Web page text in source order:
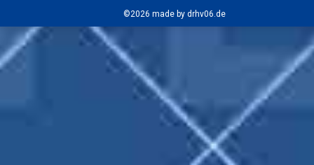
©2026 made by drhv06.de